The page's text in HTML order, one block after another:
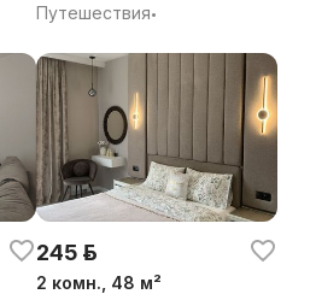
Путешествия•
245 р.
2 комн., 48 м²